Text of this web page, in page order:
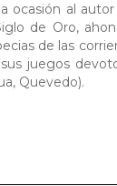
al
de Oro,
de las
juegos
Quevedo).